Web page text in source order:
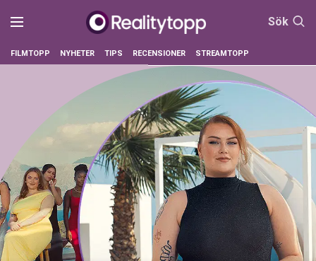
Sök
FILMTOPP NYHETER TIPS RECENSIONER STREAMTOPP